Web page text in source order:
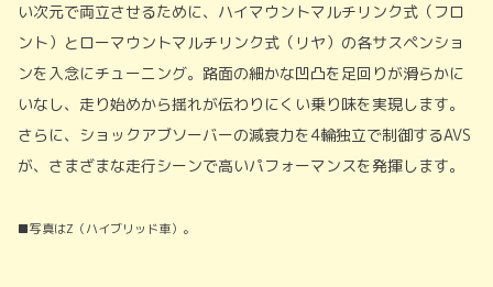
い次元で両立させるために、ハイマウントマルチリンク式（フロ
ント）とローマウントマルチリンク式（リヤ）の各サスペンショ
ンを入念にチューニング。路面の細かな凹凸を足回りが滑らかに
いなし、走り始めから揺れが伝わりにくい乗り味を実現します。
さらに、ショックアブソーバーの減衰力を4輪独立で制御するAVS
が、さまざまな走行シーンで高いパフォーマンスを発揮します。
■写真はZ（ハイブリッド車）。